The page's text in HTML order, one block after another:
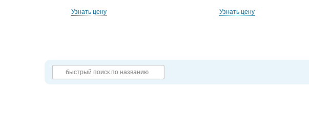
Узнать цену Узнать цену